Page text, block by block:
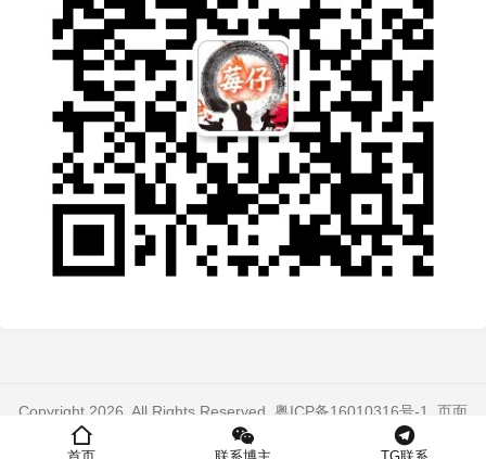
Copyright 2026. All Rights Reserved. 粤ICP备16010316号-1
. 页面
加载时间：0.378 秒